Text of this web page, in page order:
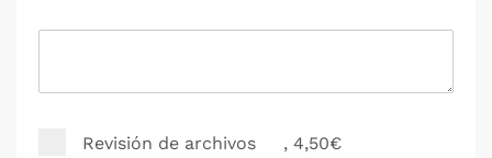
Revisión de archivos , 4,50€